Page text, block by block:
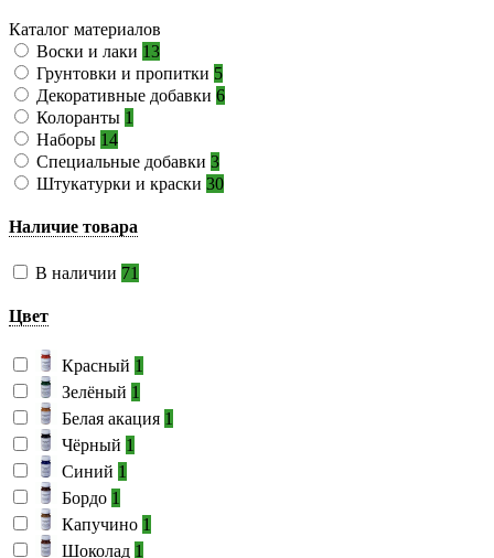
Каталог материалов
Воски и лаки 13
Грунтовки и пропитки 5
Декоративные добавки 6
Колоранты 1
Наборы 14
Специальные добавки 3
Штукатурки и краски 30
Наличие товара
В наличии 71
Цвет
Красный 1
Зелёный 1
Белая акация 1
Чёрный 1
Синий 1
Бордо 1
Капучино 1
Шоколад 1